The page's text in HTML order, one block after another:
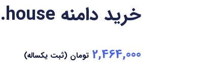
.house خرید دامنه
2,464,000 تومان (ثبت یکساله)